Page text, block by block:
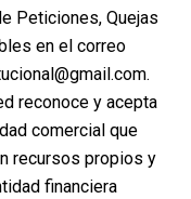
es un
Tu
Peticiones, Quejas
en el correo
reconoce y acepta
comercial que
recursos propios y
financiera